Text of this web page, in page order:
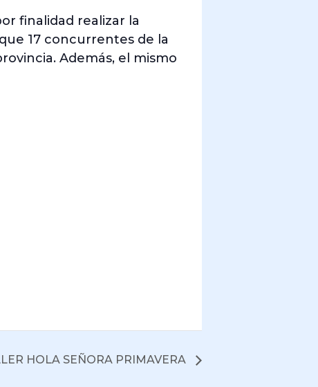
finalidad realizar la
17 concurrentes de la
Además, el mismo
HOLA SEÑORA PRIMAVERA